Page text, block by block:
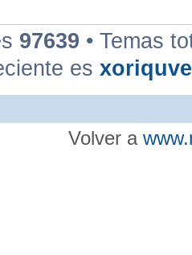
97639 • Temas
es
Volver a